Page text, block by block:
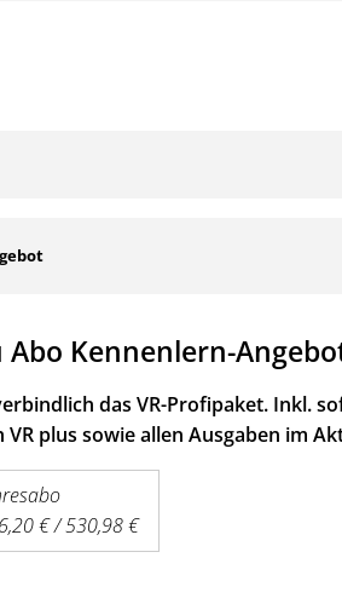
Kennenlern-
das VR-Profipaket. Inkl.
plus sowieallen Ausgaben im
€ / 530,98 €